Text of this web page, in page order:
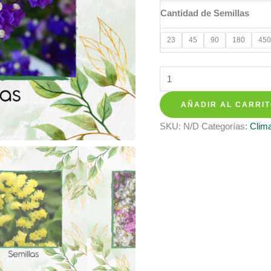
Cantidad de Semillas
23 45 90 180 450
Semillas
Orgánicas
De
Flor
AÑADIR AL
SKU: N/D Categorías: